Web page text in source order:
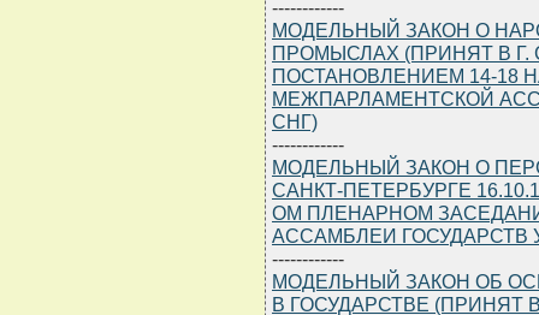
------------
МОДЕЛЬНЫЙ ЗАКОН О
ПРОМЫСЛАХ (ПРИНЯТ В Г.
ПОСТАНОВЛЕНИЕМ 14-18
МЕЖПАРЛАМЕНТСКОЙ
СНГ)
------------
МОДЕЛЬНЫЙ ЗАКОН О
САНКТ-ПЕТЕРБУРГЕ
ОМ ПЛЕНАРНОМ
АССАМБЛЕИ ГОСУДАРСТВ
------------
МОДЕЛЬНЫЙ ЗАКОН ОБ
В ГОСУДАРСТВЕ (ПРИНЯТ